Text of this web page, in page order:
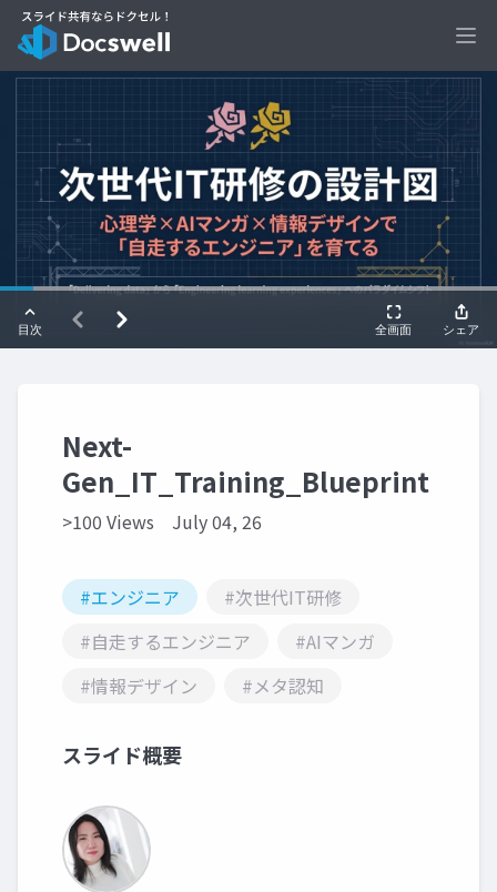
Next-
Gen_IT_Training_Blueprint
>100 Views July 04, 26
#エンジニア
#次世代IT研修
#自走するエンジニア
#AIマンガ
#情報デザイン
#メタ認知
スライド概要